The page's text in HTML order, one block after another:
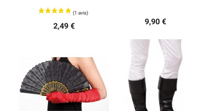
2,49 € 9,90 €